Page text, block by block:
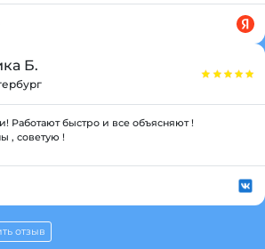
Б.
Работают быстро и все объясняют !
, советую !
отзыв